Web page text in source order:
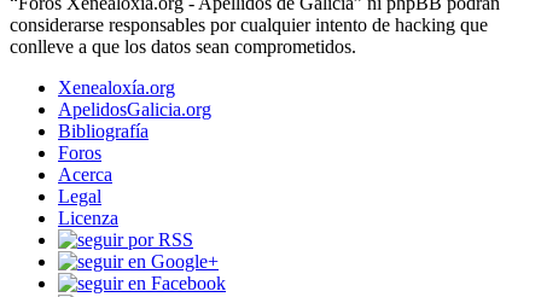
considerarse responsables por cualquier intento de hacking que
conlleve a que los datos sean comprometidos.
Xenealoxía.org
ApelidosGalicia.org
Bibliografía
Foros
Acerca
Legal
Licenza